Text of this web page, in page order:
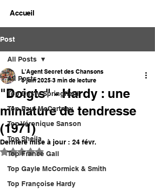
Accueil
Post
All Posts
Top Dusty Springfield
Top Paul McCartney
Top Véronique Sanson
Top Sheila
Top France Gall
Top Gayle McCormick & Smith
Top Françoise Hardy
All Posts
"Doigts" - Hardy : une
miniature de tendresse
(1971)
L'Agent Secret des Chansons
8 juin 2025 3 min de lecture
Dernière mise à jour : 24 févr.
Noté NaN étoiles sur 5.